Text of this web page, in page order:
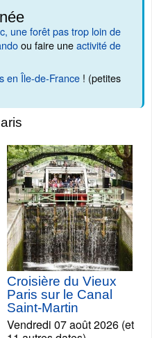
une forêt pas trop loin de
ou faire uneactivité de
en Île-de-France ! (petites
Croisière du Vieux
Paris sur le Canal
Saint-Martin
Vendredi 07 août 2026 (et